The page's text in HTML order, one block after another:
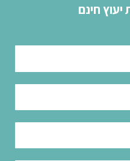
חינם